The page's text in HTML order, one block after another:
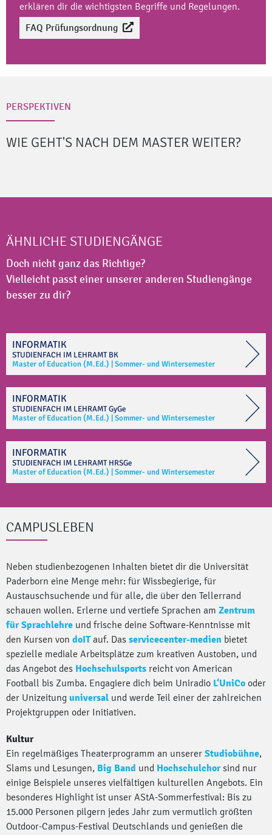
erklären dir die wichtigsten Begriffe und Regelungen.
FAQ Prüfungsordnung
PERSPEKTIVEN
WIE GEHT'S NACH DEM MASTER WEITER?
ÄHNLICHE STUDIENGÄNGE
Doch nicht ganz das Richtige?
Vielleicht passt einer unserer anderen Studiengänge
besser zu dir?
INFORMATIK
STUDIENFACH IM LEHRAMTBK
Master of Education (M.Ed.)
Sommer- und Wintersemester
INFORMATIK
STUDIENFACH IM LEHRAMTGyGe
Master of Education (M.Ed.)
Sommer- und Wintersemester
INFORMATIK
STUDIENFACH IM LEHRAMTHRSGe
Master of Education (M.Ed.)
Sommer- und Wintersemester
CAMPUSLEBEN
Neben studienbezogenen Inhalten bietet dir die Universität
Paderborn eine Menge mehr: für Wissbegierige, für
Austauschsuchende und für alle, die über den Tellerrand
schauen wollen. Erlerne und vertiefe Sprachen am Zentrum
für Sprachlehre und frische deine Software-Kenntnisse mit
den Kursen von doITauf. Das servicecenter-medien bietet
spezielle mediale Arbeitsplätze zum kreativen Austoben, und
das Angebot des Hochschulsports reicht von American
Football bis Zumba. Engagiere dich beim Uniradio L‘UniCo oder
der Unizeitung universal und werde Teil einer der zahlreichen
Projektgruppen oder Initiativen.
Kultur
Ein regelmäßiges Theaterprogramm an unserer Studiobühne,
Slams und Lesungen, Big Band und Hochschulchorsind nur
einige Beispiele unseres vielfältigen kulturellen Angebots. Ein
besonderes Highlight ist unser AStA-Sommerfestival: Bis zu
15.000 Personen pilgern jedes Jahr zum vermutlich größten
Outdoor-Campus-Festival Deutschlands und genießen die